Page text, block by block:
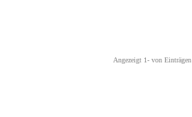
Angezeigt 1- von Einträgen